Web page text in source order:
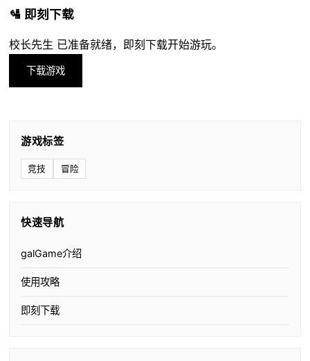
🛂 即刻下载
校长先生 已准备就绪，即刻下载开始游玩。
下载游戏
游戏标签
竞技 冒险
快速导航
galGame介绍
使用攻略
即刻下载